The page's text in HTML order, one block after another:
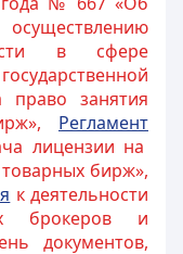
в сфере
право занятия
Регламент
лицензии на
бирж»,
к деятельности
брокеров и
документов,